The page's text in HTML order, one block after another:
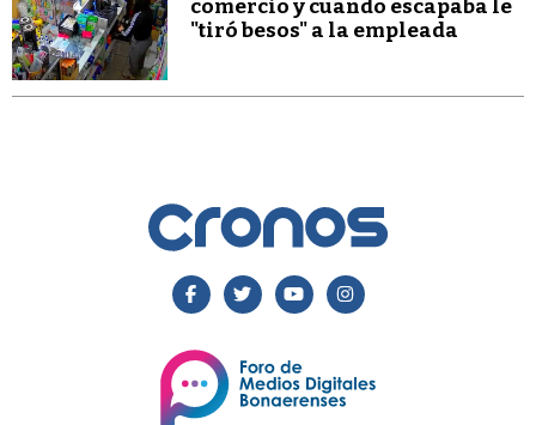
comercio y cuando escapaba le
"tiró besos" a la empleada